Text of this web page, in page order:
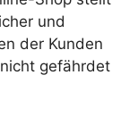
und
der Kunden
gefährdet